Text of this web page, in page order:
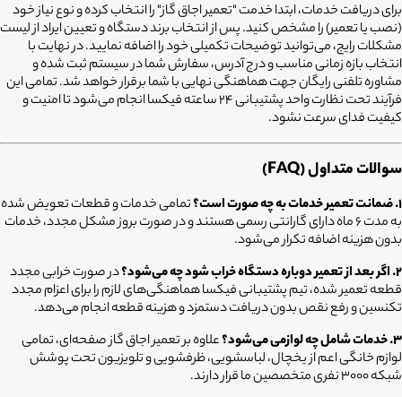
برای دریافت خدمات، ابتدا خدمت "تعمیر اجاق گاز" را انتخاب کرده و نوع نیاز خود
(نصب یا تعمیر) را مشخص کنید. پس از انتخاب برند دستگاه و تعیین ایراد از لیست
مشکلات رایج، می‌توانید توضیحات تکمیلی خود را اضافه نمایید. در نهایت با
انتخاب بازه زمانی مناسب و درج آدرس، سفارش شما در سیستم ثبت شده و
مشاوره تلفنی رایگان جهت هماهنگی نهایی با شما برقرار خواهد شد. تمامی این
فرآیند تحت نظارت واحد پشتیبانی ۲۴ ساعته فیکسا انجام می‌شود تا امنیت و
کیفیت فدای سرعت نشود.
سوالات متداول (FAQ)
۱. ضمانت تعمیر خدمات به چه صورت است؟
تمامی خدمات و قطعات تعویض شده
به مدت ۶ ماه دارای گارانتی رسمی هستند و در صورت بروز مشکل مجدد، خدمات
بدون هزینه اضافه تکرار می‌شود.
۲. اگر بعد از تعمیر دوباره دستگاه خراب شود چه می‌شود؟
در صورت خرابی مجدد
قطعه تعمیر شده، تیم پشتیبانی فیکسا هماهنگی‌های لازم را برای اعزام مجدد
تکنسین و رفع نقص بدون دریافت دستمزد و هزینه قطعه انجام می‌دهد.
۳. خدمات شامل چه لوازمی می‌شود؟
علاوه بر تعمیر اجاق گاز صفحه‌ای، تمامی
لوازم خانگی اعم از یخچال، لباسشویی، ظرفشویی و تلویزیون تحت پوشش
شبکه ۳۰۰۰ نفری متخصصین ما قرار دارند.